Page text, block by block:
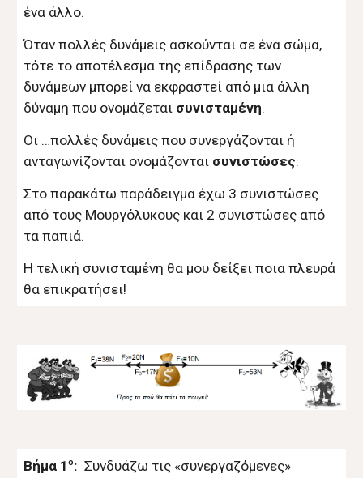
ένα άλλο.
Όταν πολλές δυνάμεις ασκούνται σε ένα σώμα,
τότε το αποτέλεσμα της επίδρασης των
δυνάμεων μπορεί να εκφραστεί από μια άλλη
δύναμη που ονομάζεται συνισταμένη.
Οι …πολλές δυνάμεις που συνεργάζονται ή
ανταγωνίζονται ονομάζονται συνιστώσες.
Στο παρακάτω παράδειγμα έχω 3 συνιστώσες
από τους Μουργόλυκους και 2 συνιστώσες από
τα παπιά.
Η τελική συνισταμένη θα μου δείξει ποια πλευρά
θα επικρατήσει!
Βήμα 1ο:Συνδυάζω τις «συνεργαζόμενες»